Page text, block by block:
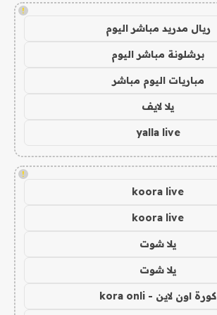
!
ريال مدريد مباشر اليوم
برشلونة مباشر اليوم
مباريات اليوم مباشر
يلا لايف
yalla live
!
koora live
koora live
يلا شوت
يلا شوت
كورة اون لاين - kora onli